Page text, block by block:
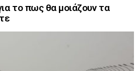
το πως θα μοιάζουν τα